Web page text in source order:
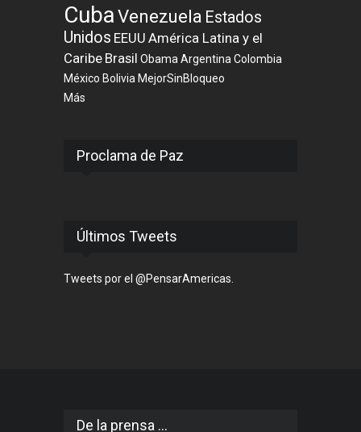
CubaVenezuela Estados
Unidos EEUU América Latina y el
Caribe Brasil Obama Argentina Colombia
México Bolivia MejorSinBloqueo
Más
Proclama de Paz
Últimos Tweets
Tweets por el @PensarAmericas.
De la prensa ...